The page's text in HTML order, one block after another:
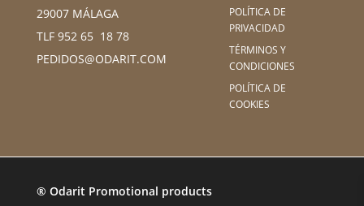
29007 MÁLAGA
TLF 952 65 18 78
PEDIDOS@ODARIT.COM
POLÍTICA DE
PRIVACIDAD
TÉRMINOS Y
CONDICIONES
POLÍTICA DE
COOKIES
® Odarit Promotional products